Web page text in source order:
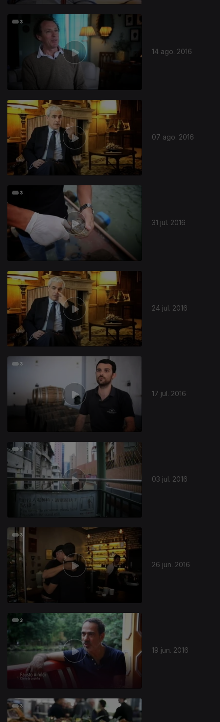
14 ago. 2016
07 ago. 2016
31 jul. 2016
245277
24 jul. 2016
17 jul. 2016
03 jul. 2016
26 jun. 2016
19 jun. 2016